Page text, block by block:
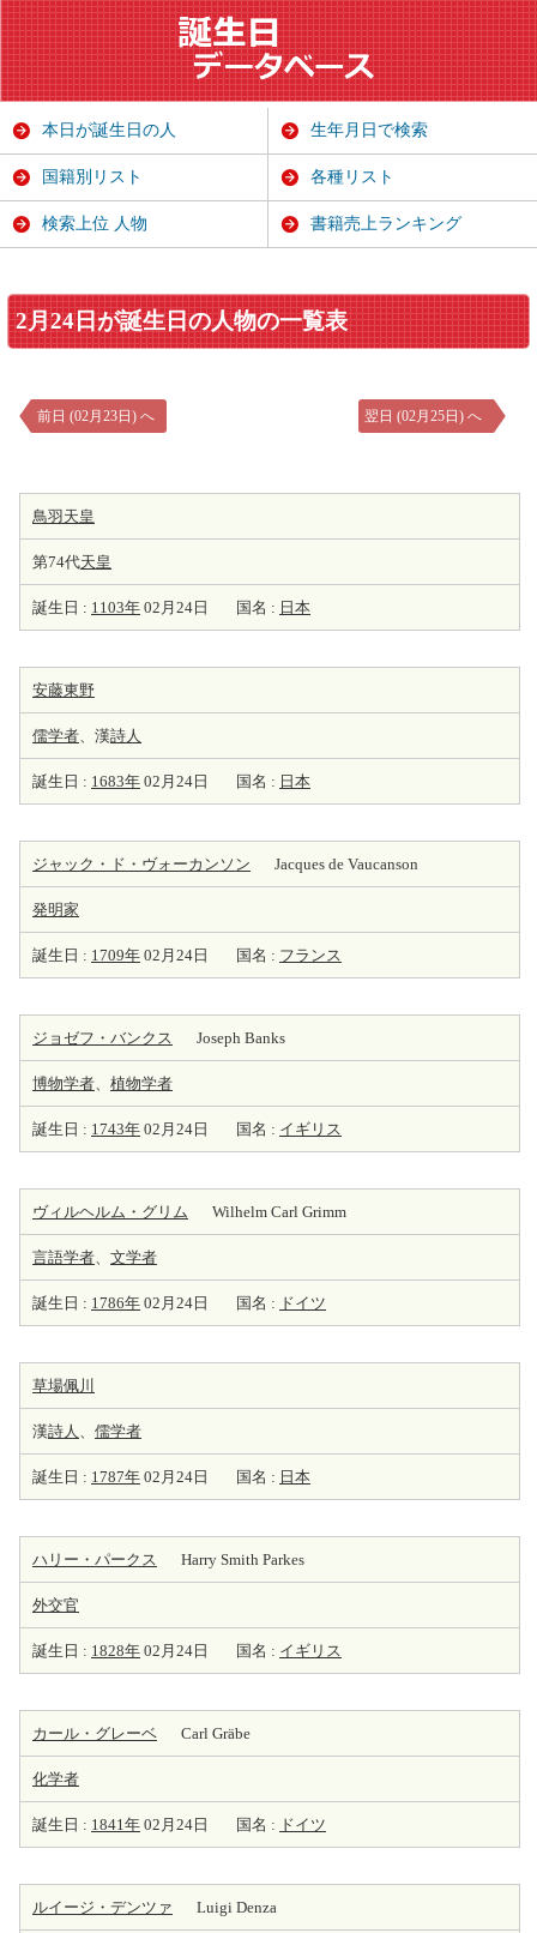
2月24日が誕生日の人物の一覧表
前日 (02月23日) へ 翌日 (02月25日) へ
鳥羽天皇
第74代天皇
誕生日 : 1103年 02月24日 国名 : 日本
安藤東野
儒学者、漢詩人
誕生日 : 1683年 02月24日 国名 : 日本
ジャック・ド・ヴォーカンソン Jacques de Vaucanson
発明家
誕生日 : 1709年 02月24日 国名 : フランス
ジョゼフ・バンクス Joseph Banks
博物学者、 植物学者
誕生日 : 1743年 02月24日 国名 : イギリス
ヴィルヘルム・グリム Wilhelm Carl Grimm
言語学者、 文学者
誕生日 : 1786年 02月24日 国名 : ドイツ
草場佩川
漢詩人 、 儒学者
誕生日 : 1787年 02月24日 国名 : 日本
ハリー・パークス Harry Smith Parkes
外交官
誕生日 : 1828年 02月24日 国名 : イギリス
カール・グレーベ Carl Gräbe
化学者
誕生日 : 1841年 02月24日 国名 : ドイツ
ルイージ・デンツァ Luigi Denza
本日が誕生日の人 生年月日で検索
国籍別リスト 各種リスト
検索上位 人物 書籍売上ランキング